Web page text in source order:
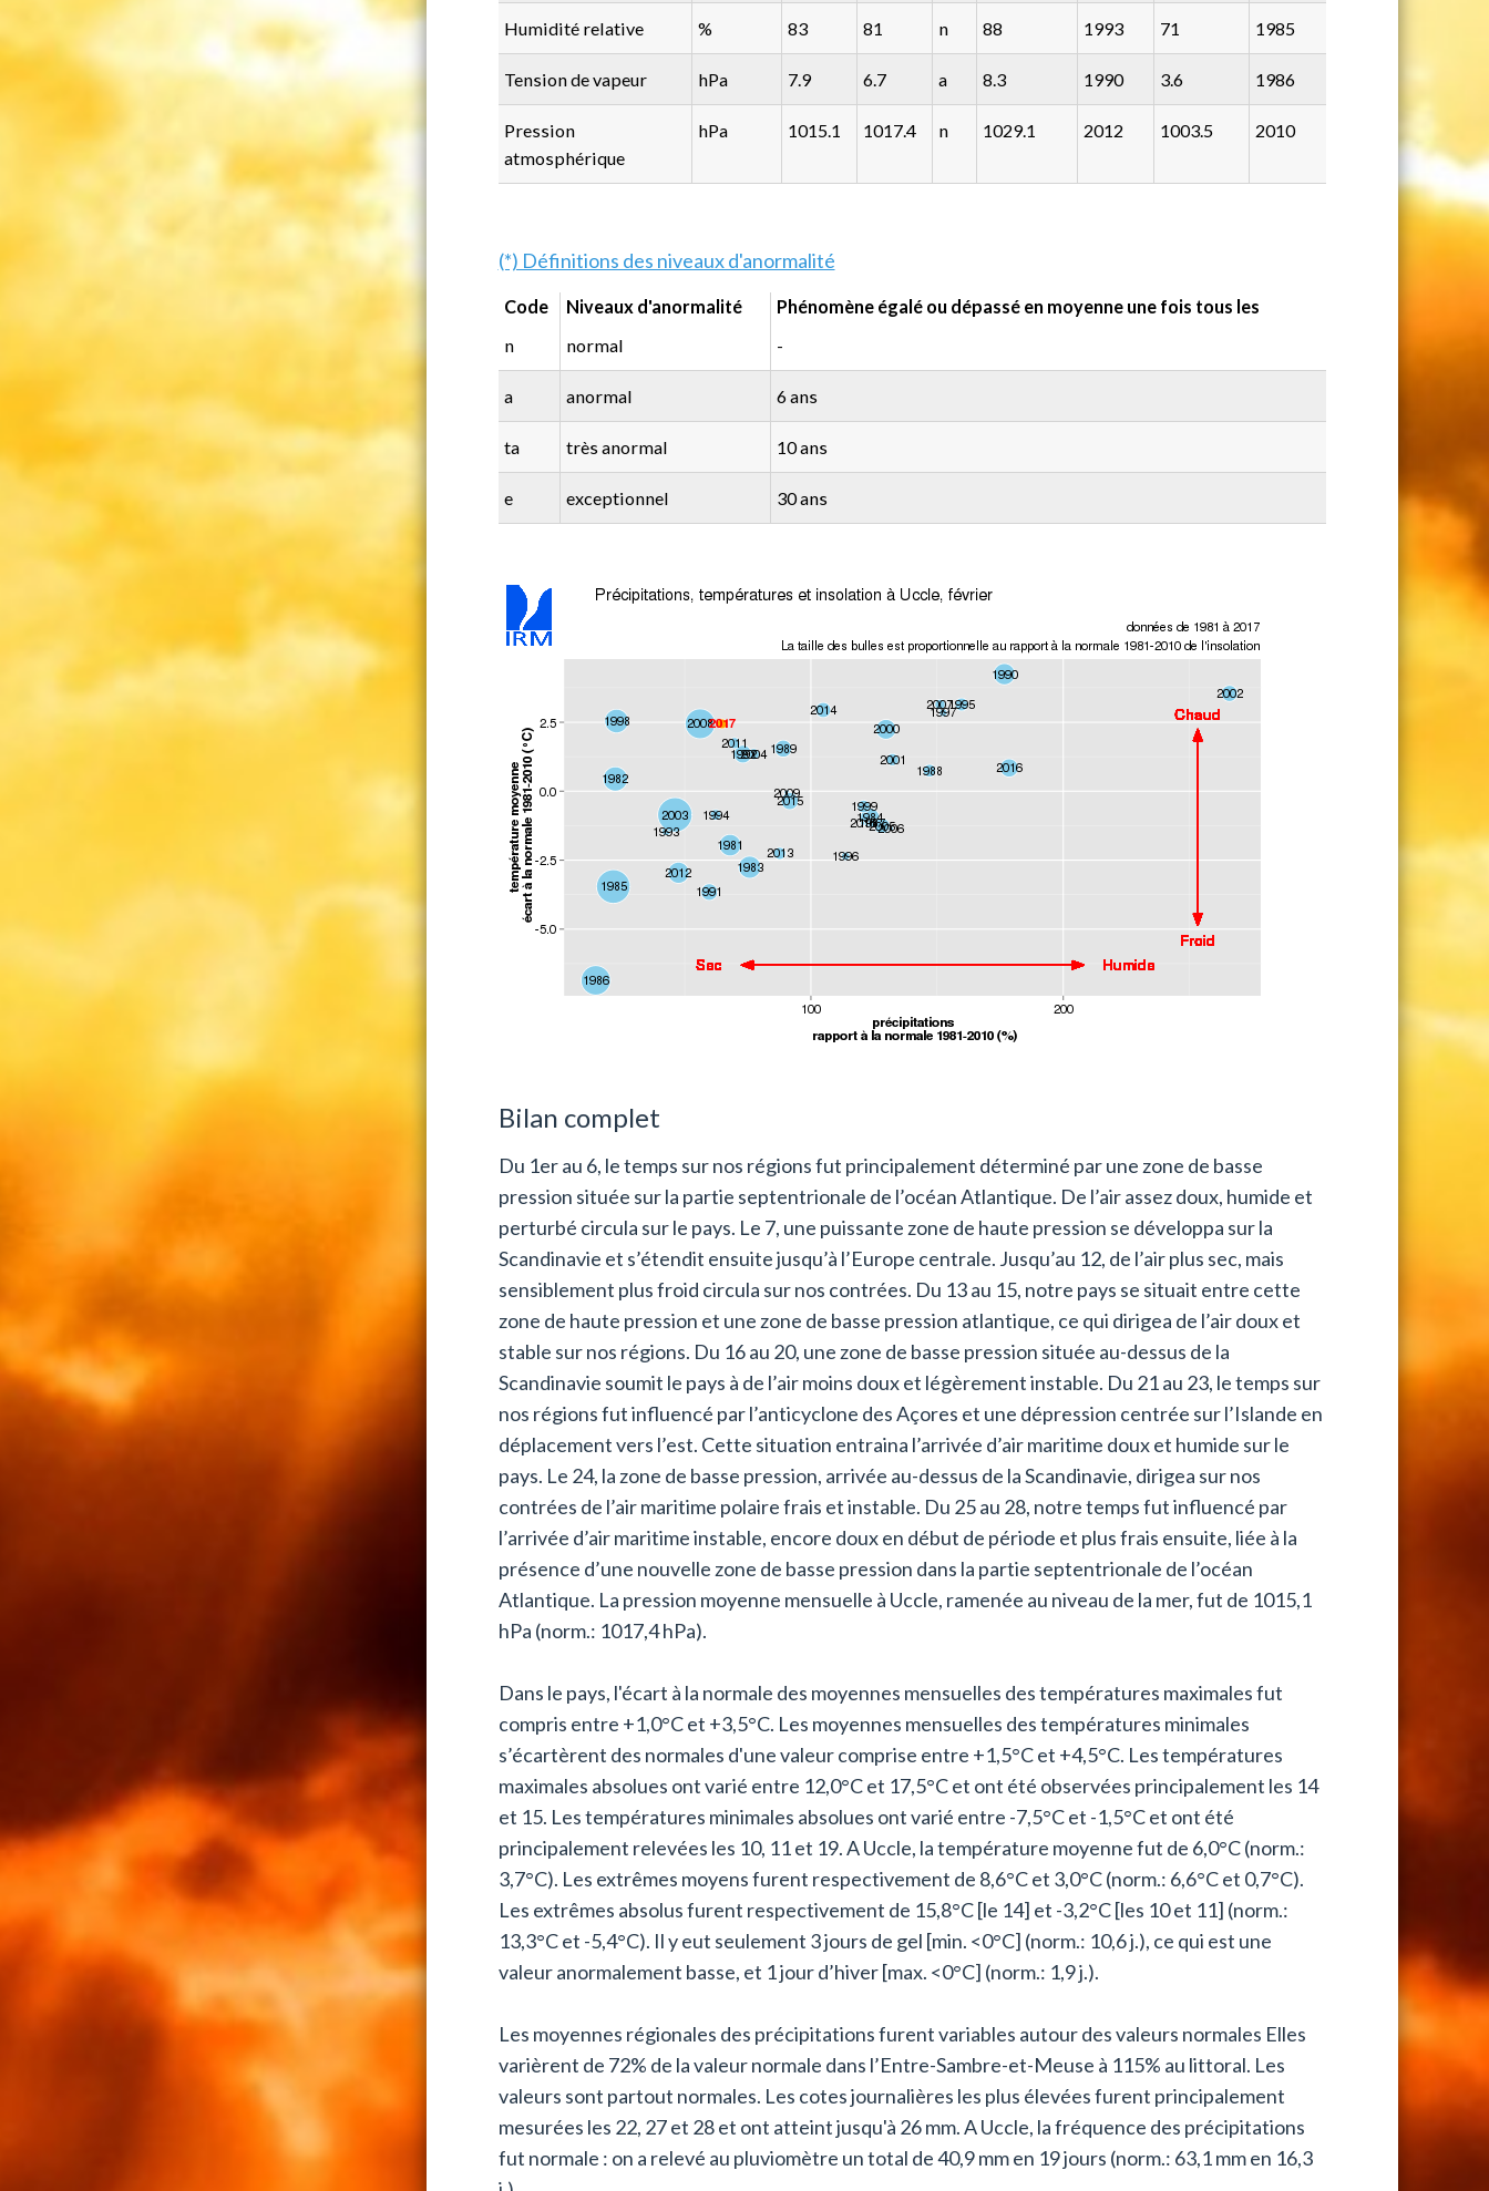
Humidité relative % 83 81 n 88 1993 71 1985
Tension de vapeur hPa 7.9 6.7 a 8.3 1990 3.6 1986
Pression
atmosphérique
hPa 1015.1 1017.4 n 1029.1 2012 1003.5 2010
(*) Définitions des niveaux d'anormalité
Code Niveaux d'anormalité
Phénomène égalé ou dépassé en moyenne une fois tous les
n
normal -
a anormal 6 ans
ta très anormal 10 ans
e exceptionnel 30 ans
Bilan complet
Du 1er au 6, le temps sur nos régions fut principalement déterminé par une zone de basse
pression située sur la partie septentrionale de l’océan Atlantique. De l’air assez doux, humide et
perturbé circula sur le pays. Le 7, une puissante zone de haute pression se développa sur la
Scandinavie et s’étendit ensuite jusqu’à l’Europe centrale. Jusqu’au 12, de l’air plus sec, mais
sensiblement plus froid circula sur nos contrées. Du 13 au 15, notre pays se situait entre cette
zone de haute pression et une zone de basse pression atlantique, ce qui dirigea de l’air doux et
stable sur nos régions. Du 16 au 20, une zone de basse pression située au-dessus de la
Scandinavie soumit le pays à de l’air moins doux et légèrement instable. Du 21 au 23, le temps sur
nos régions fut influencé par l’anticyclone des Açores et une dépression centrée sur l’Islande en
déplacement vers l’est. Cette situation entraina l’arrivée d’air maritime doux et humide sur le
pays. Le 24, la zone de basse pression, arrivée au-dessus de la Scandinavie, dirigea sur nos
contrées de l’air maritime polaire frais et instable. Du 25 au 28, notre temps fut influencé par
l’arrivée d’air maritime instable, encore doux en début de période et plus frais ensuite, liée à la
présence d’une nouvelle zone de basse pression dans la partie septentrionale de l’océan
Atlantique. La pression moyenne mensuelle à Uccle, ramenée au niveau de la mer, fut de 1015,1
hPa (norm.: 1017,4 hPa).
Dans le pays, l'écart à la normale des moyennes mensuelles des températures maximales fut
compris entre +1,0°C et +3,5°C. Les moyennes mensuelles des températures minimales
s’écartèrent des normales d'une valeur comprise entre +1,5°C et +4,5°C. Les températures
maximales absolues ont varié entre 12,0°C et 17,5°C et ont été observées principalement les 14
et 15. Les températures minimales absolues ont varié entre -7,5°C et -1,5°C et ont été
principalement relevées les 10, 11 et 19. A Uccle, la température moyenne fut de 6,0°C (norm.:
3,7°C). Les extrêmes moyens furent respectivement de 8,6°C et 3,0°C (norm.: 6,6°C et 0,7°C).
Les extrêmes absolus furent respectivement de 15,8°C [le 14] et -3,2°C [les 10 et 11] (norm.:
13,3°C et -5,4°C). Il y eut seulement 3 jours de gel [min. <0°C] (norm.: 10,6 j.), ce qui est une
valeur anormalement basse, et 1 jour d’hiver [max. <0°C] (norm.: 1,9 j.).
Les moyennes régionales des précipitations furent variables autour des valeurs normales Elles
varièrent de 72% de la valeur normale dans l’Entre-Sambre-et-Meuse à 115% au littoral. Les
valeurs sont partout normales. Les cotes journalières les plus élevées furent principalement
mesurées les 22, 27 et 28 et ont atteint jusqu'à 26 mm. A Uccle, la fréquence des précipitations
fut normale : on a relevé au pluviomètre un total de 40,9 mm en 19 jours (norm.: 63,1 mm en 16,3